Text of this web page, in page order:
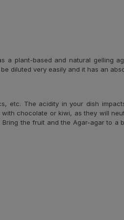
a plant-based and natural gelling
diluted very easily and it has an
etc. The acidity in your dish
chocolate or kiwi, as they will
the fruit and the Agar-agar to a